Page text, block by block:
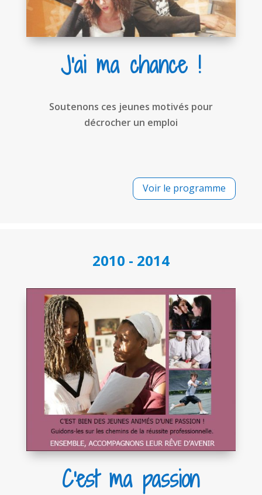
J'ai ma chance !
Soutenons ces jeunes motivés pour
décrocher un emploi
Voir le programme
2010 - 2014
C'est ma passion